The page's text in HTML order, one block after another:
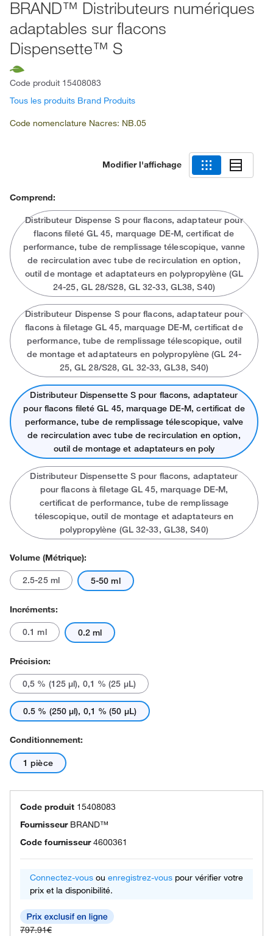
BRAND™ Distributeurs numériques
adaptables sur flacons
Dispensette™ S
Code produit 15408083
Tous les produits Brand Produits
Code nomenclature Nacres: NB.05
Modifier l'affichage
Comprend:
Distributeur Dispense S pour flacons, adaptateur pour
flacons fileté GL 45, marquage DE-M, certificat de
performance, tube de remplissage télescopique, vanne
de recirculation avec tube de recirculation en option,
outil de montage et adaptateurs en polypropylène (GL
24-25, GL 28/S28, GL 32-33, GL38, S40)
Distributeur Dispense S pour flacons, adaptateur pour
flacons à filetage GL 45, marquage DE-M, certificat de
performance, tube de remplissage télescopique, outil
de montage et adaptateurs en polypropylène (GL 24-
25, GL 28/S28, GL 32-33, GL38, S40)
Distributeur Dispensette S pour flacons, adaptateur
pour flacons fileté GL 45, marquage DE-M, certificat de
performance, tube de remplissage télescopique, valve
de recirculation avec tube de recirculation en option,
outil de montage et adaptateurs en poly
Distributeur Dispensette S pour flacons, adaptateur
pour flacons à filetage GL 45, marquage DE-M,
certificat de performance, tube de remplissage
télescopique, outil de montage et adaptateurs en
polypropylène (GL 32-33, GL38, S40)
Volume (métrique):
2.5-25 ml 5-50 ml
Incréments:
0.1 ml 0.2 ml
Précision:
0,5 % (125 μl), 0,1 % (25 μL)
0.5 % (250 μl), 0,1 % (50 μL)
Conditionnement:
1 pièce
Code produit 15408083
Fournisseur BRAND™
Code fournisseur 4600361
Connectez-vous ou enregistrez-vous pour vérifier votre
prix et la disponibilité.
797.91€